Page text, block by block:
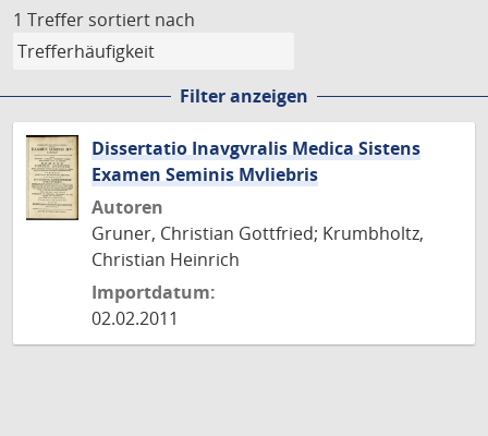
1 Treffer sortiert nach
Filter anzeigen
Dissertatio Inavgvralis Medica Sistens
Examen Seminis Mvliebris
Autoren
Gruner, Christian Gottfried; Krumbholtz,
Christian Heinrich
Importdatum:
02.02.2011